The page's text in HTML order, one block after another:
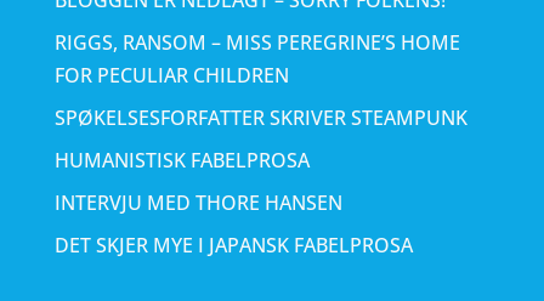
RIGGS, RANSOM – MISS PEREGRINE’S HOME
FOR PECULIAR CHILDREN
SPØKELSESFORFATTER SKRIVER STEAMPUNK
HUMANISTISK FABELPROSA
INTERVJU MED THORE HANSEN
DET SKJER MYE I JAPANSK FABELPROSA